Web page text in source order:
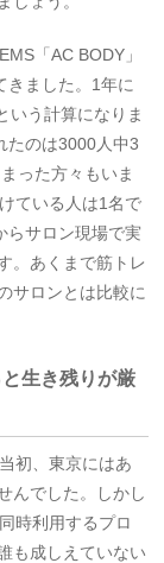
「AC BODY」
きました。1年に
いう計算になりま
たのは3000人中3
った方々もいま
ている人は1名で
らサロン現場で実
。あくまで筋トレ
サロンとは比較に
生き残りが厳
初、東京にはあ
んでした。しかし
時利用するプロ
も成しえていない